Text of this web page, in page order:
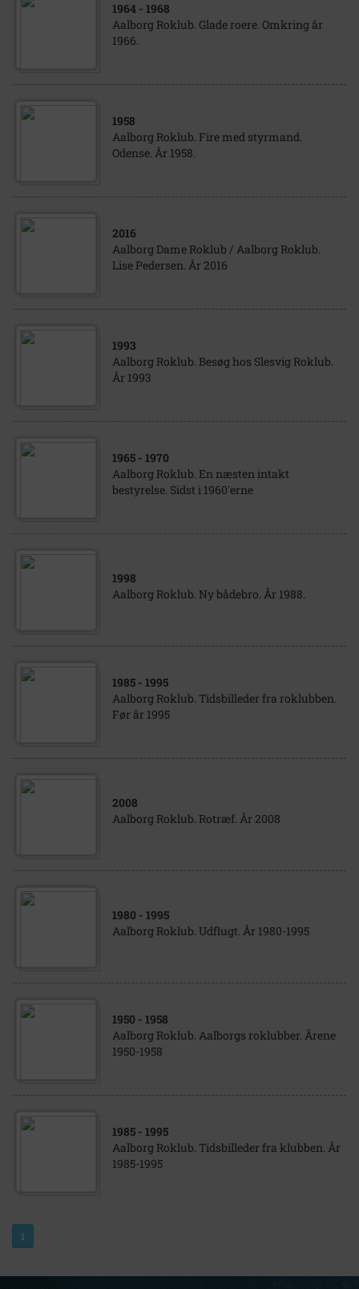
1964 - 1968
Aalborg Roklub. Glade roere. Omkring år
1966.
1958
Aalborg Roklub. Fire med styrmand.
Odense. År 1958.
2016
Aalborg Dame Roklub / Aalborg Roklub.
Lise Pedersen. År 2016
1993
Aalborg Roklub. Besøg hos Slesvig Roklub.
År 1993
1965 - 1970
Aalborg Roklub. En næsten intakt
bestyrelse. Sidst i 1960'erne
1998
Aalborg Roklub. Ny bådebro. År 1988.
1985 - 1995
Aalborg Roklub. Tidsbilleder fra roklubben.
Før år 1995
2008
Aalborg Roklub. Rotræf. År 2008
1980 - 1995
Aalborg Roklub. Udflugt. År 1980-1995
1950 - 1958
Aalborg Roklub. Aalborgs roklubber. Årene
1950-1958
1985 - 1995
Aalborg Roklub. Tidsbilleder fra klubben. År
1985-1995
1